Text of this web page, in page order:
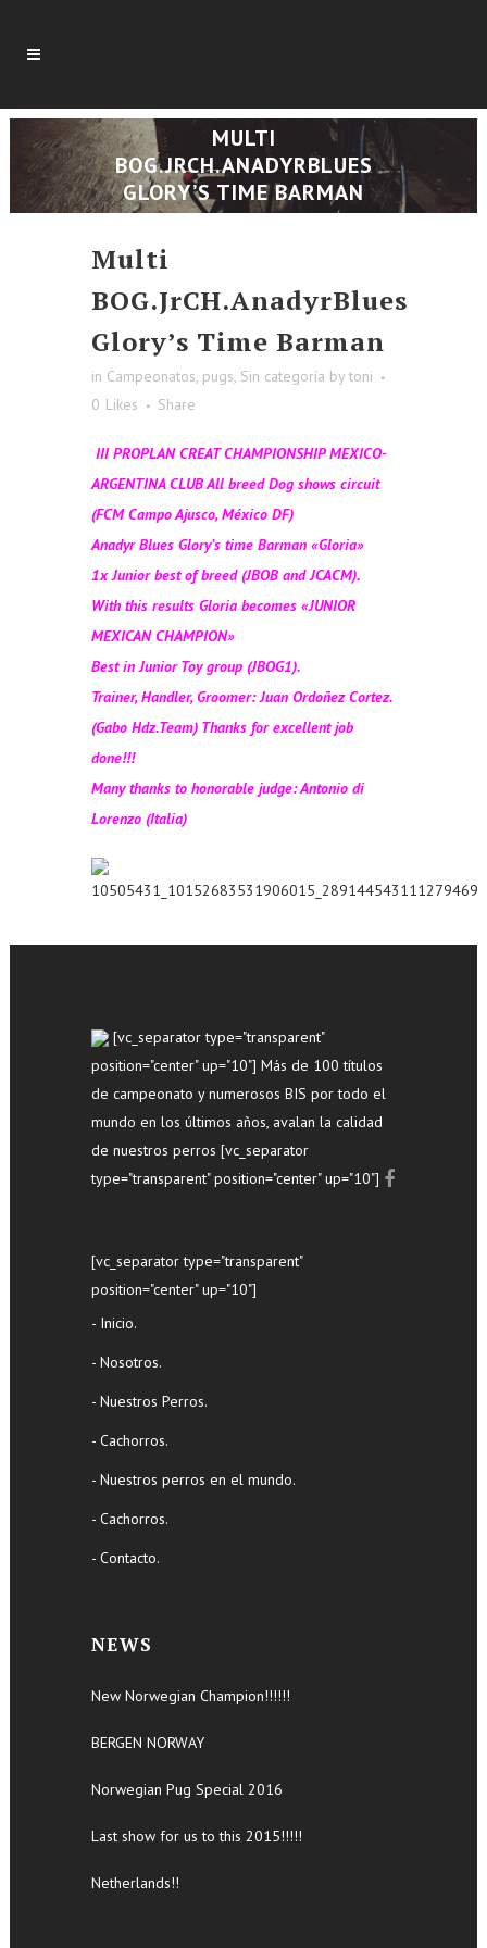
MULTI
BOG.JRCH.ANADYRBLUES
GLORY’S TIME BARMAN
Multi
BOG.JrCH.AnadyrBlues
Glory’s Time Barman
in Campeonatos, pugs, Sin categoría by toni
0 Likes Share
III PROPLAN CREAT CHAMPIONSHIP MEXICO-
ARGENTINA CLUB All breed Dog shows circuit
(FCM Campo Ajusco, México DF)
Anadyr Blues Glory’s time Barman «Gloria»
1x Junior best of breed (JBOB and JCACM).
With this results Gloria becomes «JUNIOR
MEXICAN CHAMPION»
Best in Junior Toy group (JBOG1).
Trainer, Handler, Groomer: Juan Ordoñez Cortez.
(Gabo Hdz.Team) Thanks for excellent job
done!!!
Many thanks to honorable judge: Antonio di
Lorenzo (Italia)
[vc_separator type="transparent"
position="center" up="10"] Más de 100 títulos
de campeonato y numerosos BIS por todo el
mundo en los últimos años, avalan la calidad
de nuestros perros [vc_separator
type="transparent" position="center" up="10"]
[vc_separator type="transparent"
position="center" up="10"]
- Inicio.
- Nosotros.
- Nuestros Perros.
- Cachorros.
- Nuestros perros en el mundo.
- Cachorros.
- Contacto.
NEWS
New Norwegian Champion!!!!!!
BERGEN NORWAY
Norwegian Pug Special 2016
Last show for us to this 2015!!!!!
Netherlands!!